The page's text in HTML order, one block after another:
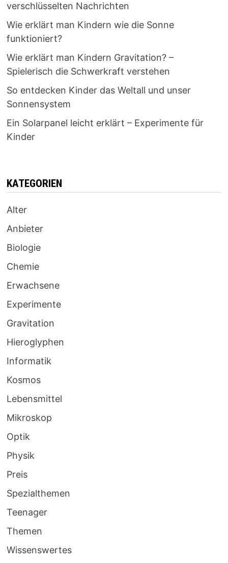
verschlüsselten Nachrichten
Wie erklärt man Kindern wie die Sonne
funktioniert?
Wie erklärt man Kindern Gravitation? –
Spielerisch die Schwerkraft verstehen
So entdecken Kinder das Weltall und unser
Sonnensystem
Ein Solarpanel leicht erklärt – Experimente für
Kinder
KATEGORIEN
Alter
Anbieter
Biologie
Chemie
Erwachsene
Experimente
Gravitation
Hieroglyphen
Informatik
Kosmos
Lebensmittel
Mikroskop
Optik
Physik
Preis
Spezialthemen
Teenager
Themen
Wissenswertes